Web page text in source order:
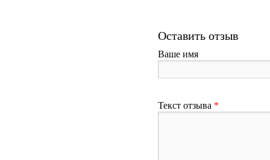
Оставить отзыв
Ваше имя
Текст отзыва *